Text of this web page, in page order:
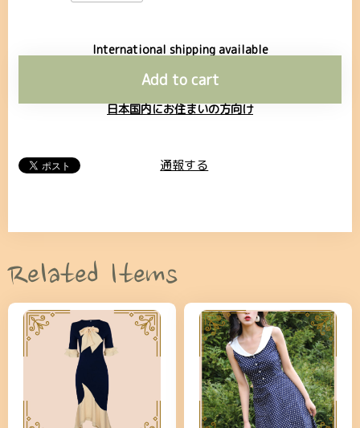
International shipping available
Add to cart
日本国内にお住まいの方向け
通報する
Related Items